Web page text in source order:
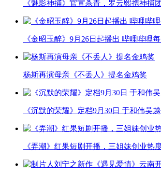
《魅影神捕》官宣杀青，罗云熙携神捕
《金昭玉醉》9月26日起播出 哔哩哔哩
杨斯再演母亲《不丢人》提名金鸡奖
《沉默的荣耀》定档9月30日 于和伟吴
《弄潮》红果短剧开播，三姐妹创业热